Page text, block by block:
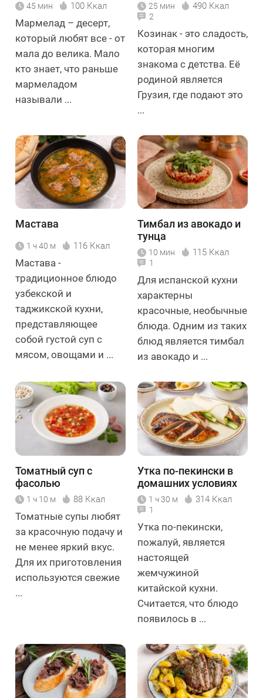
45 мин 100 Ккал
Мармелад – десерт,
который любят все - от
мала до велика. Мало
кто знает, что раньше
мармеладом
называли ...
25 мин 490 Ккал
2
Козинак - это сладость,
которая многим
знакома с детства. Её
родиной является
Грузия, где подают это
...
Мастава
1 ч 40 м 116 Ккал
Мастава -
традиционное блюдо
узбекской и
таджикской кухни,
представляющее
собой густой суп с
мясом, овощами и ...
Тимбал из авокадо и
тунца
10 мин 115 Ккал
1
Для испанской кухни
характерны
красочные, необычные
блюда. Одним из таких
блюд является тимбал
из авокадо и ...
Томатный суп с
фасолью
1 ч 10 м 88 Ккал
Томатные супы любят
за красочную подачу и
не менее яркий вкус.
Для их приготовления
используются свежие
...
Утка по-пекински в
домашних условиях
1 ч 30 м 314 Ккал
1
Утка по-пекински,
пожалуй, является
настоящей
жемчужиной
китайской кухни.
Считается, что блюдо
появилось в ...